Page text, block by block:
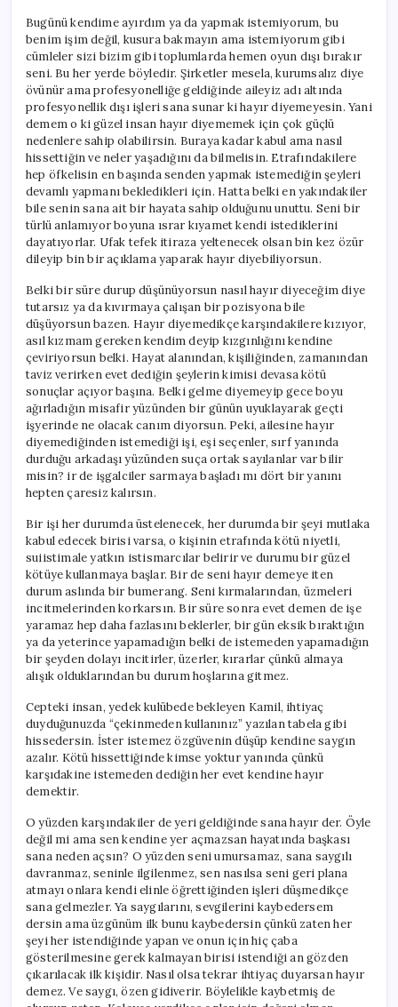
Bugünü kendime ayırdım ya da yapmak istemiyorum, bu
benim işim değil, kusura bakmayın ama istemiyorum gibi
cümleler sizi bizim gibi toplumlarda hemen oyun dışı bırakır
seni. Bu her yerde böyledir. Şirketler mesela, kurumsalız diye
övünür ama profesyonelliğe geldiğinde aileyiz adı altında
profesyonellik dışı işleri sana sunar ki hayır diyemeyesin. Yani
demem o ki güzel insan hayır diyememek için çok güçlü
nedenlere sahip olabilirsin. Buraya kadar kabul ama nasıl
hissettiğin ve neler yaşadığını da bilmelisin. Etrafındakilere
hep öfkelisin en başında senden yapmak istemediğin şeyleri
devamlı yapmanı bekledikleri için. Hatta belki en yakındakiler
bile senin sana ait bir hayata sahip olduğunu unuttu. Seni bir
türlü anlamıyor boyuna ısrar kıyamet kendi istediklerini
dayatıyorlar. Ufak tefek itiraza yeltenecek olsan bin kez özür
dileyip bin bir açıklama yaparak hayır diyebiliyorsun.
Belki bir süre durup düşünüyorsun nasıl hayır diyeceğim diye
tutarsız ya da kıvırmaya çalışan bir pozisyona bile
düşüyorsun bazen. Hayır diyemedikçe karşındakilere kızıyor,
asıl kızmam gereken kendim deyip kızgınlığını kendine
çeviriyorsun belki. Hayat alanından, kişiliğinden, zamanından
taviz verirken evet dediğin şeylerin kimisi devasa kötü
sonuçlar açıyor başına. Belki gelme diyemeyip gece boyu
ağırladığın misafir yüzünden bir günün uyuklayarak geçti
işyerinde ne olacak canım diyorsun. Peki, ailesine hayır
diyemediğinden istemediği işi, eşi seçenler, sırf yanında
durduğu arkadaşı yüzünden suça ortak sayılanlar var bilir
misin? ir de işgalciler sarmaya başladı mı dört bir yanını
hepten çaresiz kalırsın.
Bir işi her durumda üstelenecek, her durumda bir şeyi mutlaka
kabul edecek birisi varsa, o kişinin etrafında kötü niyetli,
suiistimale yatkın istismarcılar belirir ve durumu bir güzel
kötüye kullanmaya başlar. Bir de seni hayır demeye iten
durum aslında bir bumerang. Seni kırmalarından, üzmeleri
incitmelerinden korkarsın. Bir süre sonra evet demen de işe
yaramaz hep daha fazlasını beklerler, bir gün eksik bıraktığın
ya da yeterince yapamadığın belki de istemeden yapamadığın
bir şeyden dolayı incitirler, üzerler, kırarlar çünkü almaya
alışık olduklarından bu durum hoşlarına gitmez.
Cepteki insan, yedek kulübede bekleyen Kamil, ihtiyaç
duyduğunuzda “çekinmeden kullanınız” yazılan tabela gibi
hissedersin. İster istemez özgüvenin düşüp kendine saygın
azalır. Kötü hissettiğinde kimse yoktur yanında çünkü
karşıdakine istemeden dediğin her evet kendine hayır
demektir.
O yüzden karşındakiler de yeri geldiğinde sana hayır der. Öyle
değil mi ama sen kendine yer açmazsan hayatında başkası
sana neden açsın? O yüzden seni umursamaz, sana saygılı
davranmaz, seninle ilgilenmez, sen nasılsa seni geri plana
atmayı onlara kendi elinle öğrettiğinden işleri düşmedikçe
sana gelmezler. Ya saygılarını, sevgilerini kaybedersem
dersin ama üzgünüm ilk bunu kaybedersin çünkü zaten her
şeyi her istendiğinde yapan ve onun için hiç çaba
gösterilmesine gerek kalmayan birisi istendiği an gözden
çıkarılacak ilk kişidir. Nasıl olsa tekrar ihtiyaç duyarsan hayır
demez. Ve saygı, özen gidiverir. Böylelikle kaybetmiş de